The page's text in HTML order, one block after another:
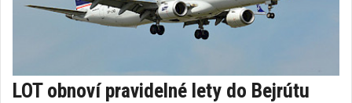
LOT obnoví pravidelné lety do Bejrútu